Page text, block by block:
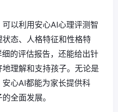
以利用安心AI心理评测智
态、人格特征和性格特
的评估报告，还能给出针
理解和支持孩子。无论是
心AI都能为家长提供科
全面发展。